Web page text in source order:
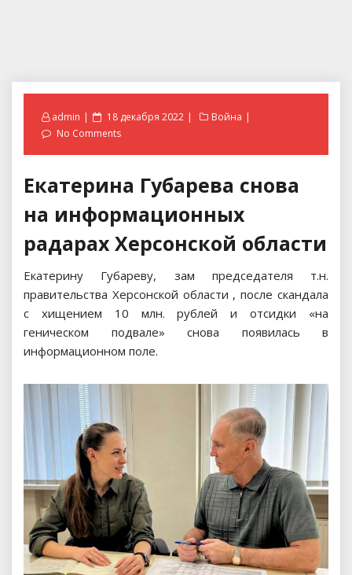
admin
Posted
on
18 декабря 2022
Война
No Comments
Екатерина Губарева снова
на информационных
радарах Херсонской области
Екатерину Губареву, зам председателя т.н.
правительства Херсонской области , после скандала
с хищением 10 млн. рублей и отсидки «на
геническом подвале» снова появилась в
информационном поле.